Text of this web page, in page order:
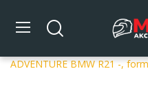
Strona główna DLA
ADVENTURE BMW R21 -,